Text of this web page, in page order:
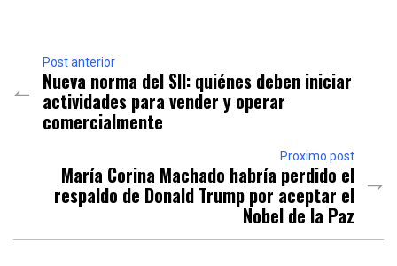
Post anterior
Nueva norma del SII: quiénes deben iniciar
actividades para vender y operar
comercialmente
Proximo post
María Corina Machado habría perdido el
respaldo de Donald Trump por aceptar el
Nobel de la Paz